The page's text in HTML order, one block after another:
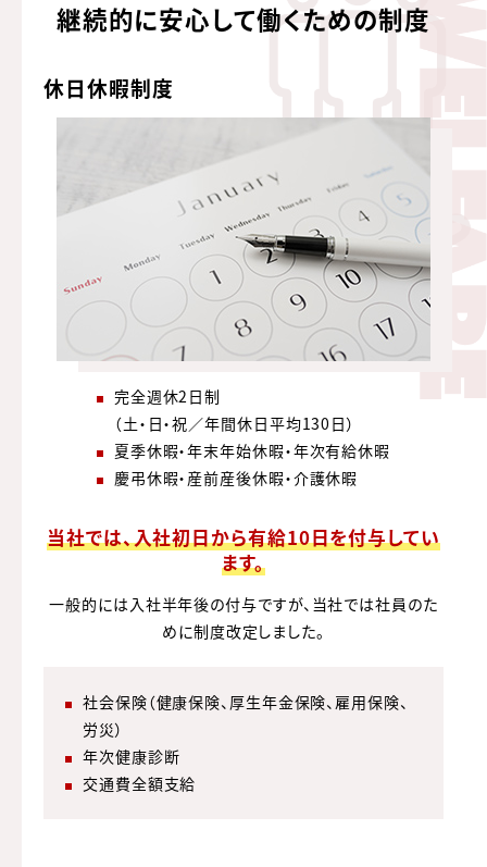
継続的に安心して働くための制度
休日休暇制度
完全週休2日制
（土・日・祝／年間休日平均130日）
夏季休暇・年末年始休暇・年次有給休暇
慶弔休暇・産前産後休暇・介護休暇
当社では、入社初日から有給10日を付与してい
ます。
一般的には入社半年後の付与ですが、当社では社員のた
めに制度改定しました。
社会保険（健康保険、厚生年金保険、雇用保険、
労災）
年次健康診断
交通費全額支給